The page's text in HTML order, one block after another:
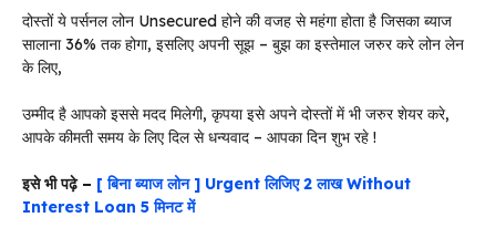
दोस्तों ये पर्सनल लोन Unsecured होने की वजह से महंगा होता है जिसका ब्याज
सालाना 36% तक होगा, इसलिए अपनी सूझ – बुझ का इस्तेमाल जरुर करे लोन लेन
के लिए,
उम्मीद है आपको इससे मदद मिलेगी, कृपया इसे अपने दोस्तों में भी जरुर शेयर करे,
आपके कीमती समय के लिए दिल से धन्यवाद – आपका दिन शुभ रहे !
इसे भी पढ़े – [ बिना ब्याज लोन ] Urgent लिजिए 2 लाख Without
Interest Loan 5 मिनट में